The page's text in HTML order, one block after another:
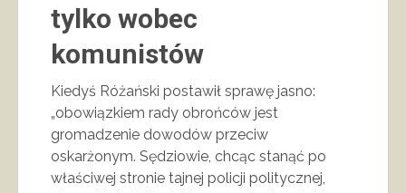
tylko wobec
komunistów
Kiedyś Różański postawił sprawę jasno:
„obowiązkiem rady obrońców jest
gromadzenie dowodów przeciw
oskarżonym. Sędziowie, chcąc stanąć po
właściwej stronie tajnej policji politycznej,